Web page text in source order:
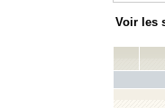
Voir les